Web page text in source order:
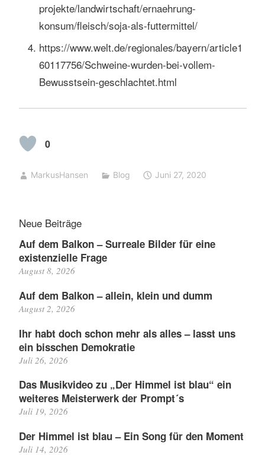
projekte/landwirtschaft/ernaehrung-
konsum/fleisch/soja-als-futtermittel/
https://www.welt.de/regionales/bayern/article1
60117756/Schweine-wurden-bei-vollem-
Bewusstsein-geschlachtet.html
0
MarkusHansen Blog Juni 27, 2020
Neue Beiträge
Auf dem Balkon – Surreale Bilder für eine
existenzielle Frage
August 8, 2026
Auf dem Balkon – allein, klein und dumm
August 2, 2026
Ihr habt doch schon mehr als alles – lasst uns
ein bisschen Demokratie
Juli 26, 2026
Das Musikvideo zu „Der Himmel ist blau“ ein
weiteres Meisterwerk der Prompt´s
Juli 19, 2026
Der Himmel ist blau – Ein Song für den Moment
Juli 14, 2026